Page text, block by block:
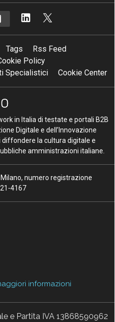
Tags
Rss Feed
Policy
Specialistici
Cookie Center
in Italia di testate e portali B2B
Digitale e dell’Innovazione
diffondere la cultura digitale e
amministrazioni italiane.
numero registrazione
4167
informazioni
e Partita IVA 13868590962